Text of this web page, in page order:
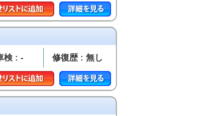
検 : - 修復歴 : 無し